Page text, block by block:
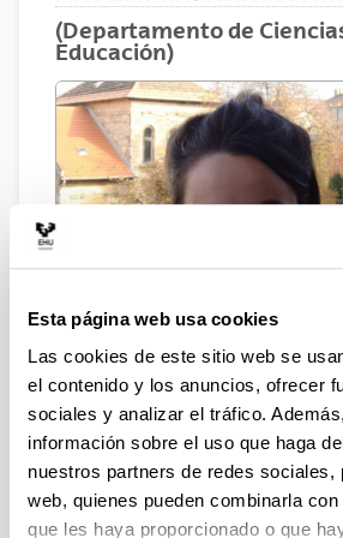
Esta página web usa cookies
Las cookies de este sitio web se
el contenido y los anuncios, ofrecer
sociales y analizar el tráfico.
información sobre el uso que haga
nuestros partners de redes sociales,
web, quienes pueden combinarla
que les haya proporcionado o que
(Departamento de
Educación)
Correo electrónico
ane.lamarca@ehu.eus
Biografía